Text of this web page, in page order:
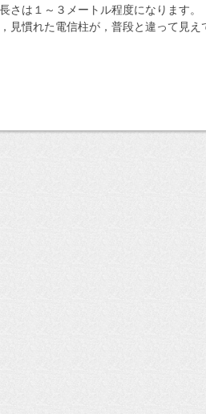
さは１～３メートル程度になります。
見慣れた電信柱が，普段と違って見え